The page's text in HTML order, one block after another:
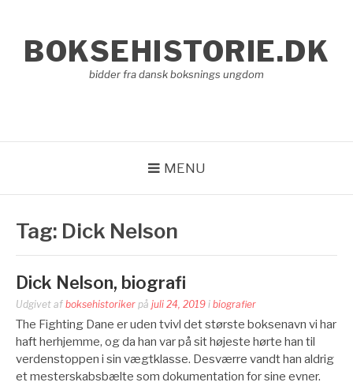
indholdBOKSEHISTORIE.DK
bidder fra dansk boksnings ungdom
MENU
Tag: Dick Nelson
Dick Nelson, biografi
Udgivet af boksehistoriker på juli 24, 2019 i biografier
The Fighting Dane er uden tvivl det største boksenavn vi har
haft herhjemme, og da han var på sit højeste hørte han til
verdenstoppen i sin vægtklasse. Desværre vandt han aldrig
et mesterskabsbælte som dokumentation for sine evner.